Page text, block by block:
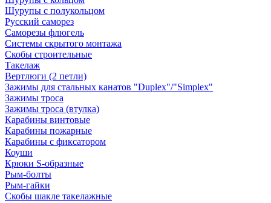
Шурупы с полукольцом
Русский саморез
Саморезы флюгель
Системы скрытого монтажа
Скобы строительные
Такелаж
Вертлюги (2 петли)
Зажимы для стальных канатов "Duplex"/"Simplex"
Зажимы троса
Зажимы троса (втулка)
Карабины винтовые
Карабины пожарные
Карабины с фиксатором
Коуши
Крюки S-образные
Рым-болты
Рым-гайки
Скобы шакле такелажные